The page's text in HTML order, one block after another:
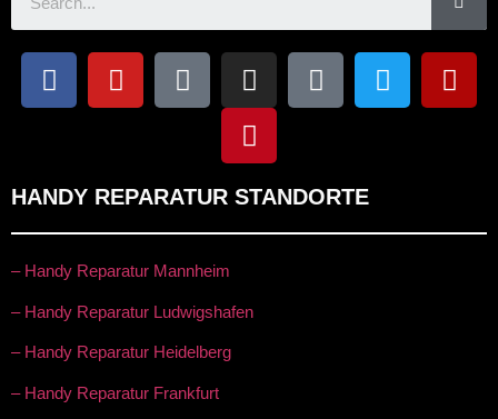
HANDY REPARATUR STANDORTE
– Handy Reparatur Mannheim
– Handy Reparatur Ludwigshafen
– Handy Reparatur Heidelberg
– Handy Reparatur Frankfurt